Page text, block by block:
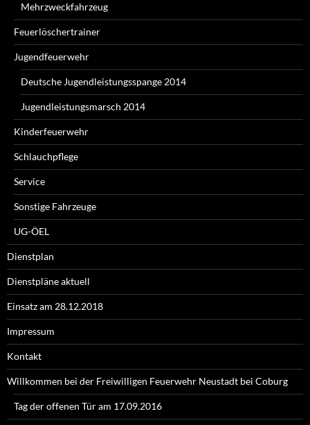
Mehrzweckfahrzeug
Feuerlöschertrainer
Jugendfeuerwehr
Deutsche Jugendleistungsspange 2014
Jugendleistungsmarsch 2014
Kinderfeuerwehr
Schlauchpflege
Service
Sonstige Fahrzeuge
UG-ÖEL
Dienstplan
Dienstpläne aktuell
Einsatz am 28.12.2018
Impressum
Kontakt
Willkommen bei der Freiwilligen Feuerwehr Neustadt bei Coburg
Tag der offenen Tür am 17.09.2016